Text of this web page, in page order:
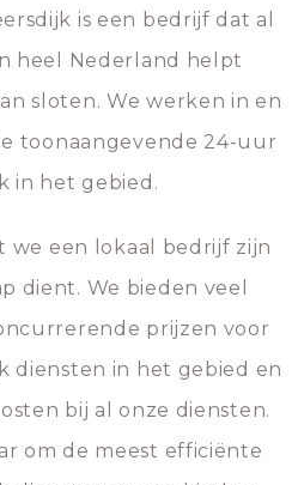
is een bedrijf dat al
heel Nederland helpt
sloten. We werken in en
toonaangevende 24-uur
in het gebied.
we een lokaal bedrijf zijn
dient. We bieden veel
prijzen voor
diensten in het gebied en
bij al onze diensten.
om de meest efficiënte